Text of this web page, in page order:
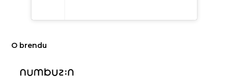
O brendu